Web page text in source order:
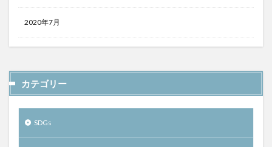
2020年7月
カテゴリー
SDGs